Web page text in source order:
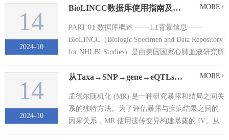
健康研究项目。该项目由全球...
14
2024-10
BioLINCC数据库使用指南及案例 MORE+
PART 01 数据库概述 ——1.1背景信息——
BioLINCC（Biologic Specimen and Data Repository
for NHLBI Studies）是由美国国家心肺血液研究所
（National Heart, L...
14
2024-10
从Taxa→SNP→gene→eQTLs，实现肠道菌群与SS的“追根溯源” MORE+
孟德尔随机化 (MR) 是一种研究暴露和结局之间关
系的独特方法。为了评估暴露与疾病结果之间的
因果关系，MR 使用遗传变异构建暴露的 IV。从
父母到孩子的基因型分布是随机的，因此常见的